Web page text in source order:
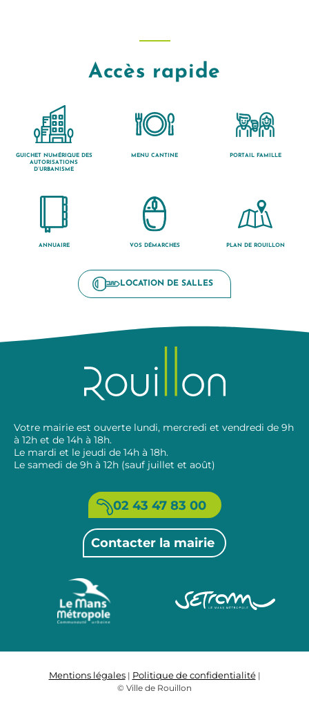
Accès rapide
GUICHET NUMÉRIQUE DES
AUTORISATIONS
D’URBANISME
MENU CANTINE PORTAIL FAMILLE
ANNUAIRE VOS DÉMARCHES PLAN DE ROUILLON
LOCATION DE SALLES
Votre mairie est ouverte lundi, mercredi et vendredi de 9h
à 12h et de 14h à 18h.
Le mardi et le jeudi de 14h à 18h.
Le samedi de 9h à 12h (sauf juillet et août)
02 43 47 83 00
Contacter la mairie
Mentions légales| Politique de confidentialité|
© Ville de Rouillon